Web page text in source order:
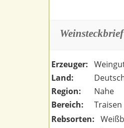
Weinsteckbrief
Erzeuger:
Land:
Region:
Nahe
Bereich:
Traisen
Rebsorten: